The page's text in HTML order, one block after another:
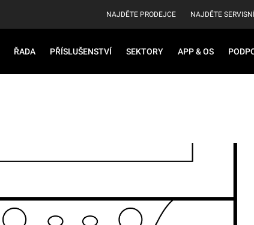
NAJDĚTE PRODEJCE NAJDĚTE
ŘADA PŘÍSLUŠENSTVÍ SEKTORY APP & OS